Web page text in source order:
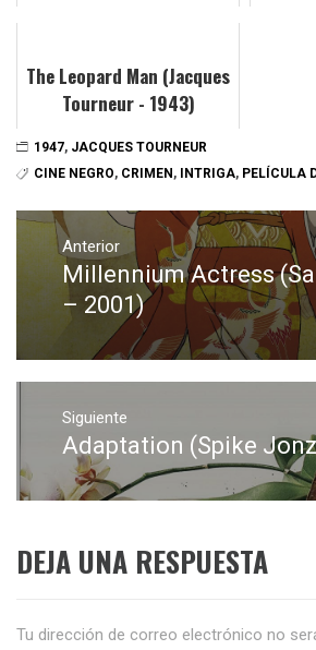
The Leopard Man (Jacques
Tourneur - 1943)
1947, JACQUES TOURNEUR
CINE NEGRO, CRIMEN , INTRIGA, PELÍCULA
Navegación
de
entradas
Anterior
Entrada
anterior:
Millennium Actress
– 2001)
Siguiente
Entrada
siguiente:
Adaptation (Spike
DEJA UNA RESPUESTA
Tu dirección de correo electrónico no